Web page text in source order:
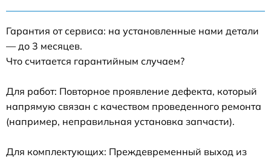
Гарантия от сервиса: на установленные нами детали
— до 3 месяцев.
Что считается гарантийным случаем?
Для работ: Повторное проявление дефекта, который
напрямую связан с качеством проведенного ремонта
(например, неправильная установка запчасти).
Для комплектующих: Преждевременный выход из